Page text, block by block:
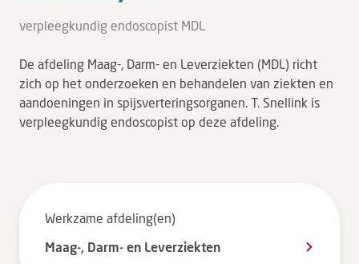
Tarieven en vergoeding
Uw gegevens
Wachttijden
verpleegkundig endoscopist MDL
De afdeling Maag-, Darm- en Leverziekten (MDL) richt
zich op het onderzoeken en behandelen van ziekten en
aandoeningen in spijsverteringsorganen. T. Snellink is
verpleegkundig endoscopist op deze afdeling.
Werkzame afdeling(en)
Maag-, Darm- en Leverziekten